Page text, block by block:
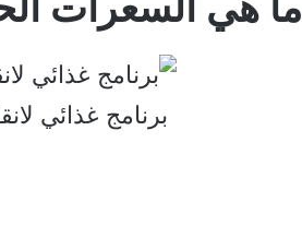
برنامج غذائي